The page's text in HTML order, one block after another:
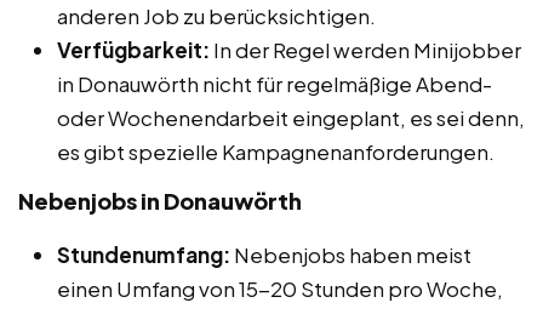
anderen Job zu berücksichtigen.
Verfügbarkeit: In der Regel werden Minijobber
in Donauwörth nicht für regelmäßige Abend-
oder Wochenendarbeit eingeplant, es sei denn,
es gibt spezielle Kampagnenanforderungen.
Nebenjobs in Donauwörth
Stundenumfang: Nebenjobs haben meist
einen Umfang von 15-20 Stunden pro Woche,